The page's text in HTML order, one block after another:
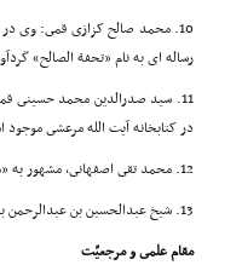
رساله اى به نام «تحفة الصالح»
11. سید صدرالدین محمد حسینى
در کتابخانه آیت الله مرعشى
12. محمد تقى اصفهانى، مشهور به «ملاتقیا» اجازه اى از فاضل هندى براى او در سال 1118 هـ .ق. صادر شده است.
13. شیخ عبدالحسین بن عبدالرحمن بغدادى: فاضل در سال 1134 هـ .ق. رساله «الاحتیاطات اللازمة العمل» را بر او املا کرده است.
مقام علمى و مرجعیّت